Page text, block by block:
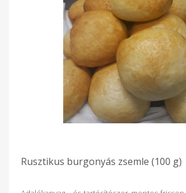
Rusztikus burgonyás zsemle (100 g)